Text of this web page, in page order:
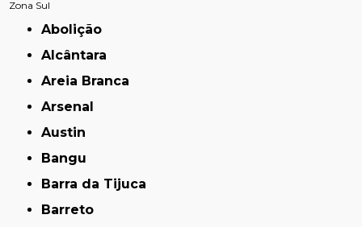
Zona Sul
Abolição
Alcântara
Areia Branca
Arsenal
Austin
Bangu
Barra da Tijuca
Barreto